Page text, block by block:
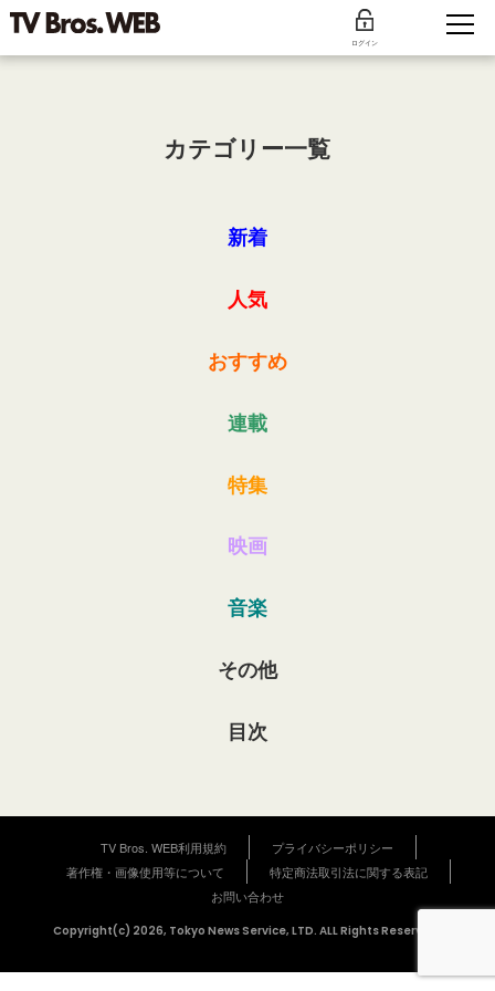
ログイン
カテゴリー一覧
新着
人気
おすすめ
連載
特集
映画
音楽
その他
目次
TV Bros. WEB利用規約
プライバシーポリシー
著作権・画像使用等について
特定商法取引法に関する表記
お問い合わせ
Copyright(c) 2026, Tokyo News Service, LTD. ALL Rights Reserved.